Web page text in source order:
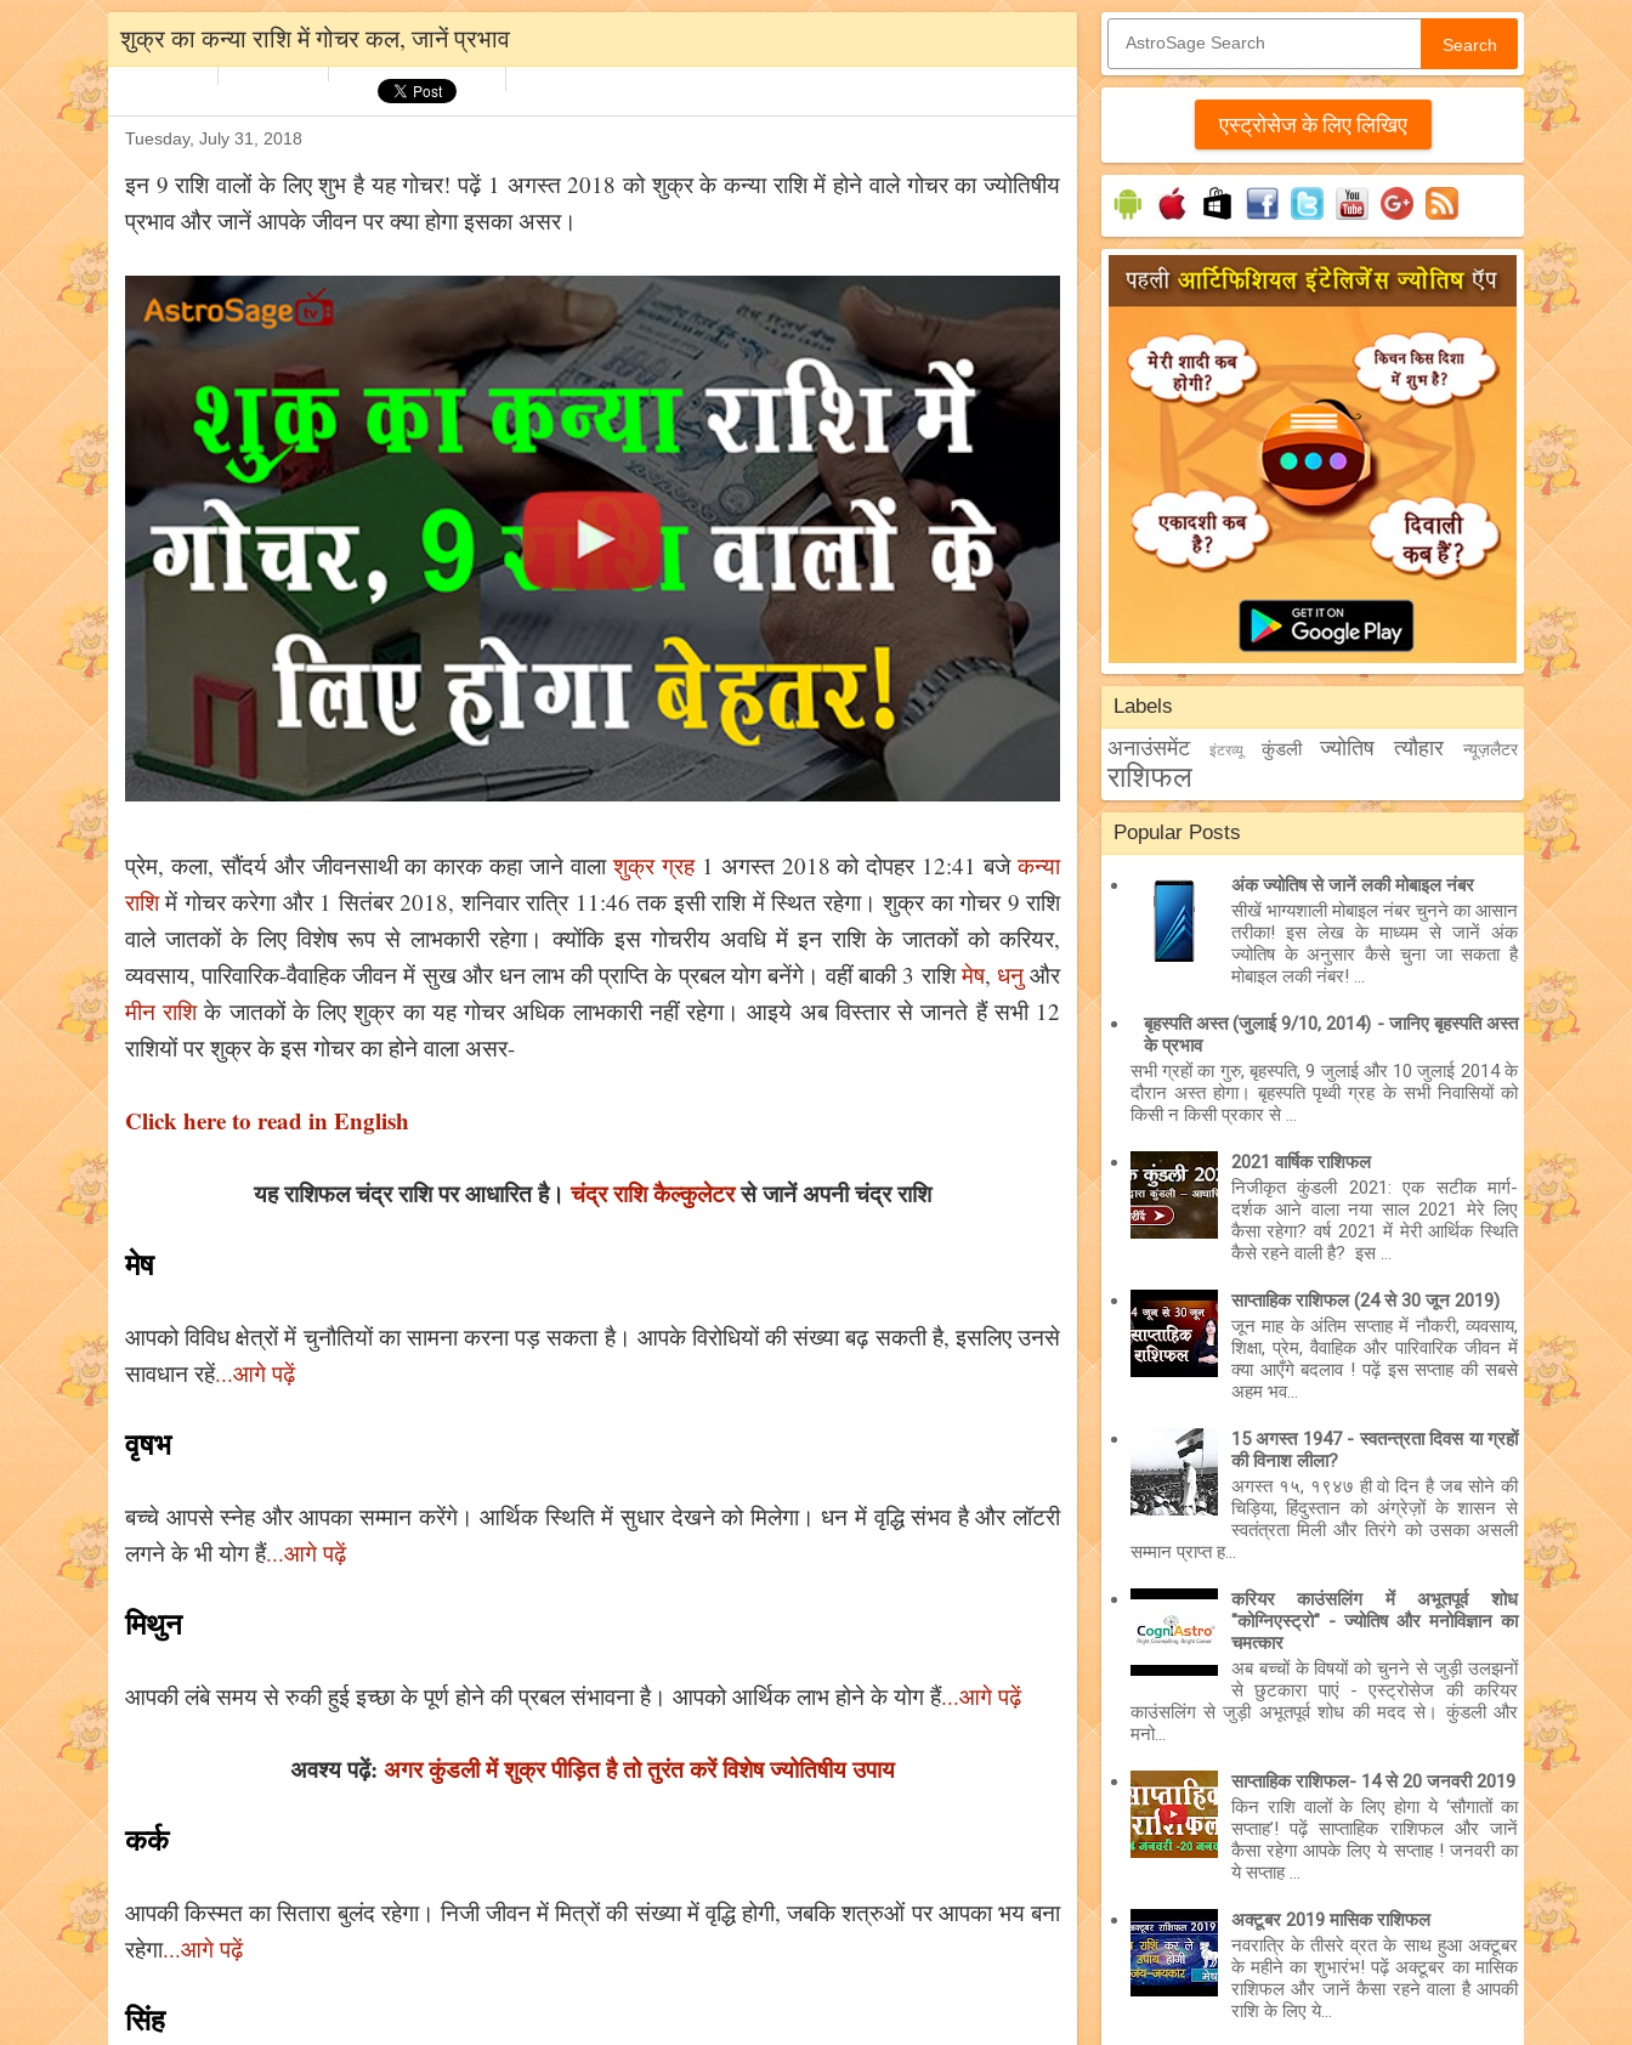
शुक्र का कन्या राशि में गोचर कल, जानें प्रभाव
Tuesday, July 31, 2018
इन 9 राशि वालों के लिए शुभ है यह गोचर! पढ़ें 1 अगस्त 2018 को शुक्र के कन्या राशि में होने वाले गोचर का ज्योतिषीय
प्रभाव और जानें आपके जीवन पर क्या होगा इसका असर।
प्रेम, कला, सौंदर्य और जीवनसाथी का कारक कहा जाने वालाशुक्र ग्रह1 अगस्त 2018 को दोपहर 12:41 बजेकन्या
राशिमें गोचर करेगा और 1 सितंबर 2018, शनिवार रात्रि 11:46 तक इसी राशि में स्थित रहेगा। शुक्र का गोचर 9 राशि
वाले जातकों के लिए विशेष रूप से लाभकारी रहेगा। क्योंकि इस गोचरीय अवधि में इन राशि के जातकों को करियर,
व्यवसाय, पारिवारिक-वैवाहिक जीवन में सुख और धन लाभ की प्राप्ति के प्रबल योग बनेंगे। वहीं बाकी 3 राशिमेष, धनुऔर
मीन राशिके जातकों के लिए शुक्र का यह गोचर अधिक लाभकारी नहीं रहेगा। आइये अब विस्तार से जानते हैं सभी 12
राशियों पर शुक्र के इस गोचर का होने वाला असर-
Click here to read in English
यह राशिफल चंद्र राशि पर आधारित है।चंद्र राशि कैल्कुलेटरसे जानें अपनी चंद्र राशि
मेष
आपको विविध क्षेत्रों में चुनौतियों का सामना करना पड़ सकता है। आपके विरोधियों की संख्या बढ़ सकती है, इसलिए उनसे
सावधान रहें...आगे पढ़ें
वृषभ
बच्चे आपसे स्नेह और आपका सम्मान करेंगे। आर्थिक स्थिति में सुधार देखने को मिलेगा। धन में वृद्धि संभव है और लॉटरी
लगने के भी योग हैं...आगे पढ़ें
मिथुन
आपकी लंबे समय से रुकी हुई इच्छा के पूर्ण होने की प्रबल संभावना है। आपको आर्थिक लाभ होने के योग हैं...आगे पढ़ें
अवश्य पढ़ें: अगर कुंडली में शुक्र पीड़ित है तो तुरंत करें विशेष ज्योतिषीय उपाय
कर्क
आपकी किस्मत का सितारा बुलंद रहेगा। निजी जीवन में मित्रों की संख्या में वृद्धि होगी, जबकि शत्रुओं पर आपका भय बना
रहेगा...आगे पढ़ें
सिंह
Search
एस्‍ट्रोसेज के लिए लिखिए
Labels
अनाउंसमेंट इंटरव्यू कुंडली ज्योतिष त्यौहार न्यूज़लैटर
राशिफल
Popular Posts
अंक ज्योतिष से जानें लकी मोबाइल नंबर
सीखें भाग्यशाली मोबाइल नंबर चुनने का आसान
तरीका! इस लेख के माध्यम से जानें अंक
ज्योतिष के अनुसार कैसे चुना जा सकता है
मोबाइल लकी नंबर! ...
बृहस्पति अस्त (जुलाई 9/10, 2014) - जानिए बृहस्पति अस्त
के प्रभाव
सभी ग्रहों का गुरु, बृहस्पति, 9 जुलाई और 10 जुलाई 2014 के
दौरान अस्त होगा। बृहस्पति पृथ्वी ग्रह के सभी निवासियों को
किसी न किसी प्रकार से ...
2021 वार्षिक राशिफल
निजीकृत कुंडली 2021: एक सटीक मार्ग-
दर्शक आने वाला नया साल 2021 मेरे लिए
कैसा रहेगा? वर्ष 2021 में मेरी आर्थिक स्थिति
कैसे रहने वाली है? इस ...
साप्ताहिक राशिफल (24 से 30 जून 2019)
जून माह के अंतिम सप्ताह में नौकरी, व्यवसाय,
शिक्षा, प्रेम, वैवाहिक और पारिवारिक जीवन में
क्या आएँगे बदलाव ! पढ़ें इस सप्ताह की सबसे
अहम भव...
15 अगस्त 1947 - स्वतन्त्रता दिवस या ग्रहों
की विनाश लीला?
अगस्त १५, १९४७ ही वो दिन है जब सोने की
चिड़िया, हिंदुस्तान को अंग्रेज़ों के शासन से
स्वतंत्रता मिली और तिरंगे को उसका असली
सम्मान प्राप्त ह...
करियर काउंसलिंग में अभूतपूर्व शोध
"कोग्निएस्ट्रो" - ज्योतिष और मनोविज्ञान का
चमत्कार
अब बच्चों के विषयों को चुनने से जुड़ी उलझनों
से छुटकारा पाएं - एस्ट्रोसेज की करियर
काउंसलिंग से जुड़ी अभूतपूर्व शोध की मदद से। कुंडली और
मनो...
साप्ताहिक राशिफल- 14 से 20 जनवरी 2019
किन राशि वालों के लिए होगा ये ‘सौगातों का
सप्ताह’! पढ़ें साप्ताहिक राशिफल और जानें
कैसा रहेगा आपके लिए ये सप्ताह ! जनवरी का
ये सप्ताह ...
अक्टूबर 2019 मासिक राशिफल
नवरात्रि के तीसरे व्रत के साथ हुआ अक्टूबर
के महीने का शुभारंभ! पढ़ें अक्टूबर का मासिक
राशिफल और जानें कैसा रहने वाला है आपकी
राशि के लिए ये...